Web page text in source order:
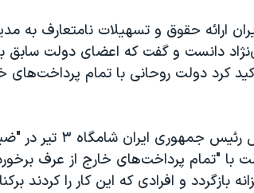
ارائه حقوق و تسهیلات نامتعارف به
دانست و گفت که اعضای دولت سابق
کرد دولت روحانی با تمام پرداخت‌های
اسحاق جهانگیری، معاون
با "تمام پرداخت‌های خارج از عرف
بازگردد و افرادی که این کار را کردند